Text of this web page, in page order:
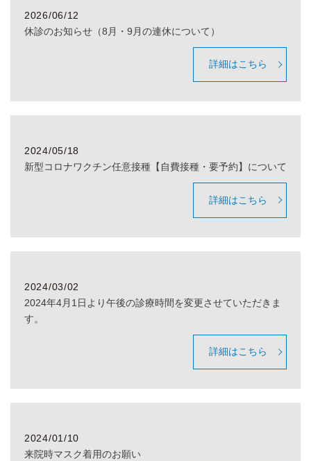
2026/06/12
休診のお知らせ（8月・9月の連休について）
詳細はこちら
2024/05/18
新型コロナワクチン任意接種【自費接種・要予約】について
詳細はこちら
2024/03/02
2024年4月1日より午後の診療時間を変更させていただきま
す。
詳細はこちら
2024/01/10
来院時マスク着用のお願い